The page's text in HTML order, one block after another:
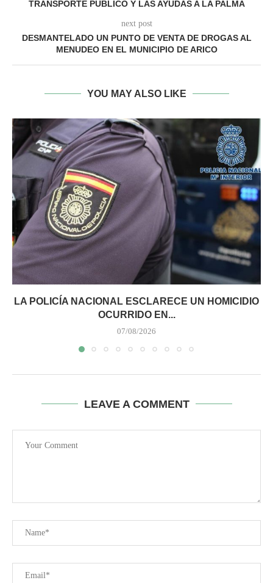
TRANSPORTE PÚBLICO Y LAS AYUDAS A LA PALMA
next post
DESMANTELADO UN PUNTO DE VENTA DE DROGAS AL
MENUDEO EN EL MUNICIPIO DE ARICO
YOU MAY ALSO LIKE
LA POLICÍA NACIONAL ESCLARECE UN HOMICIDIO
OCURRIDO EN...
07/08/2026
LEAVE A COMMENT